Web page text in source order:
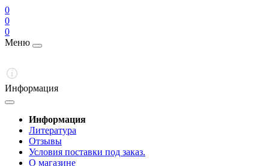
0
0
0
Меню
Информация
Информация
Литература
Отзывы
Условия поставки под заказ.
О магазине